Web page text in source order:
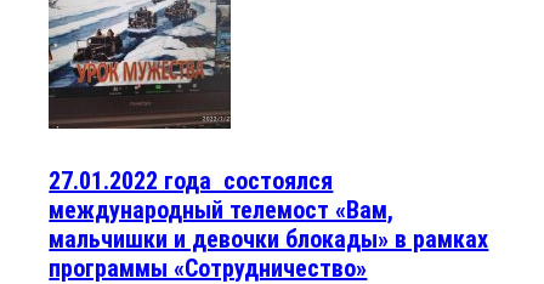
27.01.2022 года ​ ​состоялся
международный телемост «Вам,
мальчишки и девочки блокады» в рамках
программы «Сотрудничество»